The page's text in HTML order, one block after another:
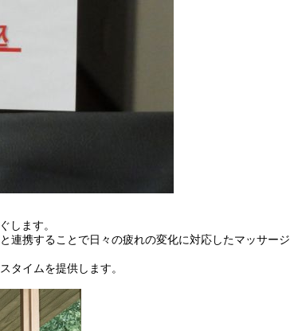
します。
連携することで日々の疲れの変化に対応したマッサージ
タイムを提供します。